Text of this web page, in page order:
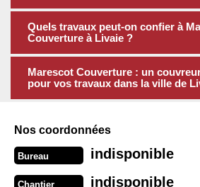
Quels travaux peut-on confier à
Couverture à Livaie ?
Marescot Couverture : un
pour vos travaux dans la ville de
Nos coordonnées
Bureau indisponible
Chantier indisponible